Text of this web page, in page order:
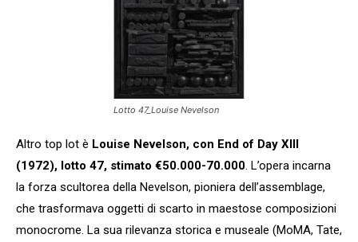
Lotto 47_Louise Nevelson
Altro top lot è Louise Nevelson, con End of Day XIII
(1972), lotto 47, stimato €50.000-70.000. L’opera incarna
la forza scultorea della Nevelson, pioniera dell’assemblage,
che trasformava oggetti di scarto in maestose composizioni
monocrome. La sua rilevanza storica e museale (MoMA, Tate,